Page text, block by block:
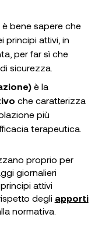
è bene sapere che
principi attivi, in
per far sì che
sicurezza.
è la
che caratterizza
più
terapeutica.
proprio per
giornalieri
attivi
degli apporti
normativa.